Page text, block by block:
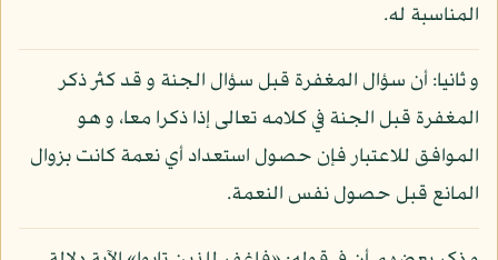
المناسبة له.
و ثانيا: أن سؤال المغفرة قبل سؤال الجنة و قد كثر ذكر
المغفرة قبل الجنة في كلامه تعالى إذا ذكرا معا، و هو
الموافق للاعتبار فإن حصول استعداد أي نعمة كانت بزوال
المانع قبل حصول نفس النعمة.